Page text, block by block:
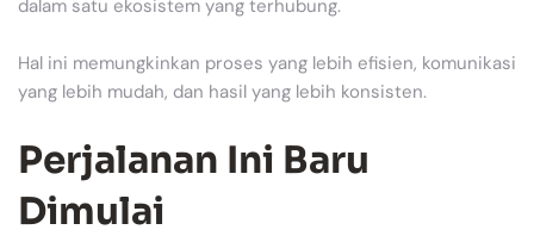
dalam satu ekosistem yang terhubung.
Hal ini memungkinkan proses yang lebih efisien, komunikasi
yang lebih mudah, dan hasil yang lebih konsisten.
Perjalanan Ini Baru
Dimulai